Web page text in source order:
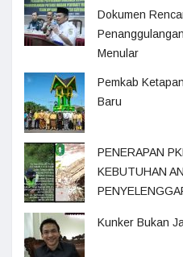
Dokumen
Menular
Pemkab
Baru
PENERAPAN
KEBUTUHAN
Kunker Bukan